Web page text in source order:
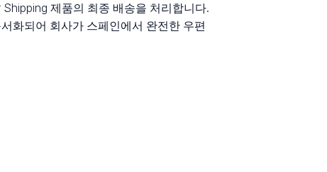
제품의 최종 배송을 처리합니다.
화되어 회사가 스페인에서 완전한 우편